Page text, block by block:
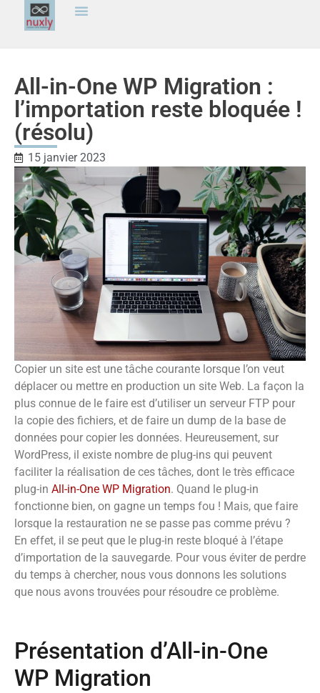
All-in-One WP Migration :
l’importation reste bloquée !
(résolu)
15 janvier 2023
Copier un site est une tâche courante lorsque l’on veut
déplacer ou mettre en production un site Web. La façon la
plus connue de le faire est d’utiliser un serveur FTP pour
la copie des fichiers, et de faire un dump de la base de
données pour copier les données. Heureusement, sur
WordPress, il existe nombre de plug-ins qui peuvent
faciliter la réalisation de ces tâches, dont le très efficace
plug-in All-in-One WP Migration. Quand le plug-in
fonctionne bien, on gagne un temps fou ! Mais, que faire
lorsque la restauration ne se passe pas comme prévu ?
En effet, il se peut que le plug-in reste bloqué à l’étape
d’importation de la sauvegarde. Pour vous éviter de perdre
du temps à chercher, nous vous donnons les solutions
que nous avons trouvées pour résoudre ce problème.
Présentation d’All-in-One
WP Migration